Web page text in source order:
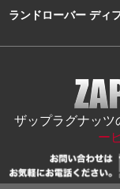
ランドローバー ディ
ザップラグナッツ
ー